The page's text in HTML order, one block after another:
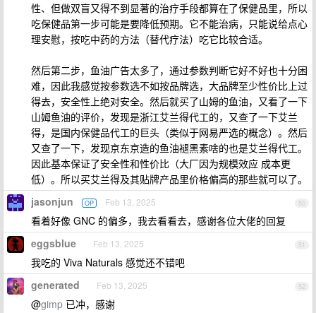
性、但做双盲又得不到显著的治疗手段都算在了保健品里，所以
吃保健品第一步可能是要降低预期。它不能治病，只能说给点心
理安慰，按吃中药的方法（替代疗法）吃它比较合适。
然后第二步，鱼油广告太多了，通过参数判断它好不好也十分困
难，因此我感觉按参数选不如按品牌选，大品牌至少性价比上过
得去，安全性上绝对安全。然后就买了山姆的鱼油，又看了一下
山姆鱼油的评价，发现是浙江艾兰得代工的，又查了一下艾兰
得，是国内保健品代工的巨头（类似于网易严选的概念）。然后
又查了一下，发现京东京造的鱼油褪黑素啥的也是艾兰得代工。
因此基本保证了安全性和性价比（大厂因为规模效应 成本更
低）。所以买艾兰得及其贴牌产品里价格偏高的那些就可以了。
50
jasonjun OP Feb 13, 2025
看着好像 GNC 的偏多，我去看看去，感谢各位大佬的回复
51
eggsblue Feb 13, 2025
我吃的 Viva Naturals 感觉还不错吧
52
generated Feb 13, 2025
@gimp 已冲，感谢